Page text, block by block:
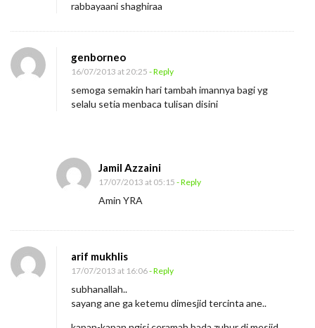
rabbayaani shaghiraa
genborneo
16/07/2013 at 20:25 - Reply
semoga semakin hari tambah imannya bagi yg
selalu setia menbaca tulisan disini
Jamil Azzaini
17/07/2013 at 05:15 - Reply
Amin YRA
arif mukhlis
17/07/2013 at 16:06- Reply
subhanallah..
sayang ane ga ketemu dimesjid tercinta ane..